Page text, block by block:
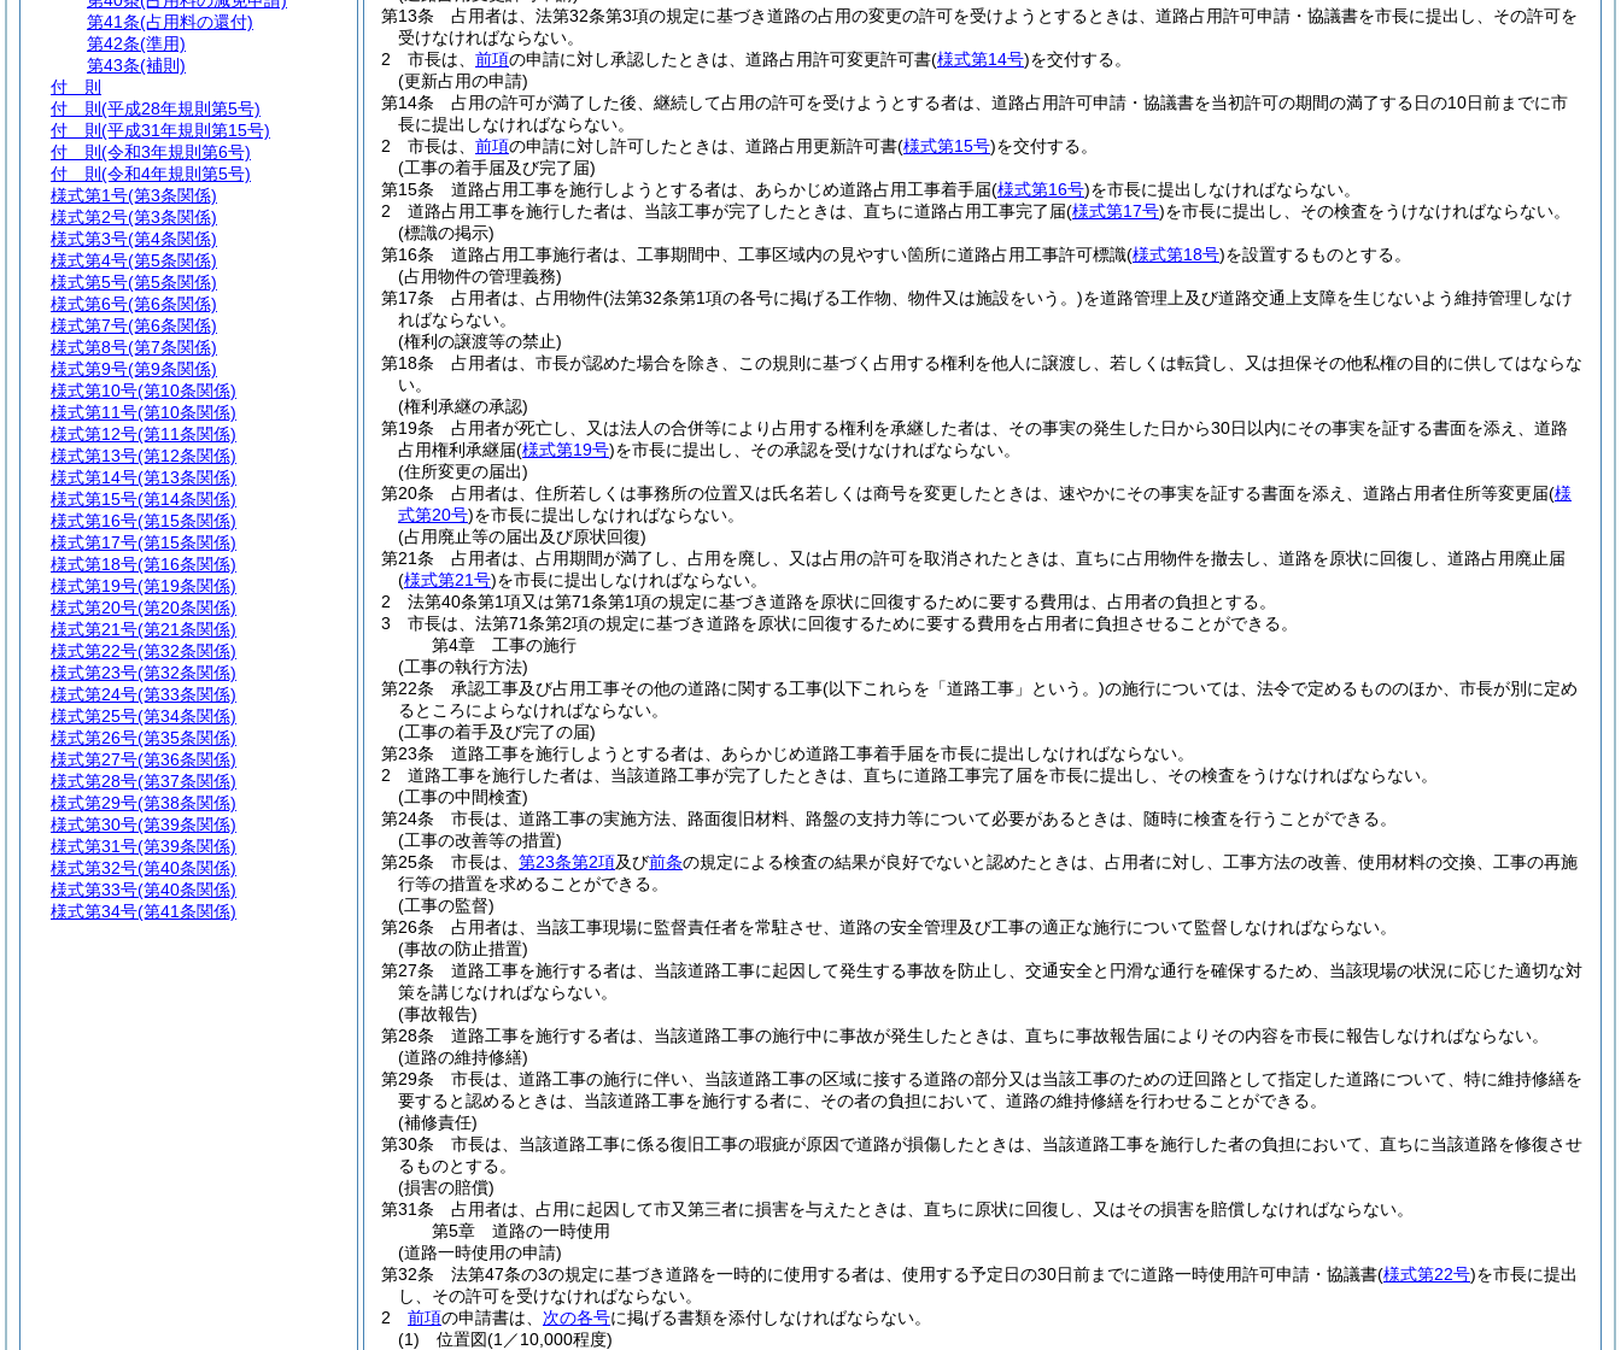
第13条
占用者は、法第32条第3項の規定に基づき道路の占用の変更の許可を受けようとするときは、道路占用許可申請・協議書を市長に提出し、その許可を
受けなければならない。
2
市長は、 前項の申請に対し承認したときは、道路占用許可変更許可書(様式第14号)を交付する。
(更新占用の申請)
第14条
占用の許可が満了した後、継続して占用の許可を受けようとする者は、道路占用許可申請・協議書を当初許可の期間の満了する日の10日前までに市
長に提出しなければならない。
2
市長は、 前項の申請に対し許可したときは、道路占用更新許可書(様式第15号)を交付する。
(工事の着手届及び完了届)
第15条
道路占用工事を施行しようとする者は、あらかじめ道路占用工事着手届(様式第16号)を市長に提出しなければならない。
2
道路占用工事を施行した者は、当該工事が完了したときは、直ちに道路占用工事完了届(様式第17号)を市長に提出し、その検査をうけなければならない。
(標識の掲示)
第16条
道路占用工事施行者は、工事期間中、工事区域内の見やすい箇所に道路占用工事許可標識(様式第18号)を設置するものとする。
(占用物件の管理義務)
第17条
占用者は、占用物件(法第32条第1項の各号に掲げる工作物、物件又は施設をいう。)を道路管理上及び道路交通上支障を生じないよう維持管理しなけ
ればならない。
(権利の譲渡等の禁止)
第18条
占用者は、市長が認めた場合を除き、この規則に基づく占用する権利を他人に譲渡し、若しくは転貸し、又は担保その他私権の目的に供してはならな
い。
(権利承継の承認)
第19条
占用者が死亡し、又は法人の合併等により占用する権利を承継した者は、その事実の発生した日から30日以内にその事実を証する書面を添え、道路
占用権利承継届(様式第19号)を市長に提出し、その承認を受けなければならない。
(住所変更の届出)
第20条
占用者は、住所若しくは事務所の位置又は氏名若しくは商号を変更したときは、速やかにその事実を証する書面を添え、道路占用者住所等変更届(様
式第20号)を市長に提出しなければならない。
(占用廃止等の届出及び原状回復)
第21条
占用者は、占用期間が満了し、占用を廃し、又は占用の許可を取消されたときは、直ちに占用物件を撤去し、道路を原状に回復し、道路占用廃止届
(様式第21号)を市長に提出しなければならない。
2
法第40条第1項又は第71条第1項の規定に基づき道路を原状に回復するために要する費用は、占用者の負担とする。
3
市長は、法第71条第2項の規定に基づき道路を原状に回復するために要する費用を占用者に負担させることができる。
第4章
工事の施行
(工事の執行方法)
第22条
承認工事及び占用工事その他の道路に関する工事(以下これらを「道路工事」という。)の施行については、法令で定めるもののほか、市長が別に定め
るところによらなければならない。
(工事の着手及び完了の届)
第23条
道路工事を施行しようとする者は、あらかじめ道路工事着手届を市長に提出しなければならない。
2
道路工事を施行した者は、当該道路工事が完了したときは、直ちに道路工事完了届を市長に提出し、その検査をうけなければならない。
(工事の中間検査)
第24条
市長は、道路工事の実施方法、路面復旧材料、路盤の支持力等について必要があるときは、随時に検査を行うことができる。
(工事の改善等の措置)
第25条
市長は、 第23条第2項及び前条の規定による検査の結果が良好でないと認めたときは、占用者に対し、工事方法の改善、使用材料の交換、工事の再施
行等の措置を求めることができる。
(工事の監督)
第26条
占用者は、当該工事現場に監督責任者を常駐させ、道路の安全管理及び工事の適正な施行について監督しなければならない。
(事故の防止措置)
第27条
道路工事を施行する者は、当該道路工事に起因して発生する事故を防止し、交通安全と円滑な通行を確保するため、当該現場の状況に応じた適切な対
策を講じなければならない。
(事故報告)
第28条
道路工事を施行する者は、当該道路工事の施行中に事故が発生したときは、直ちに事故報告届によりその内容を市長に報告しなければならない。
(道路の維持修繕)
第29条
市長は、道路工事の施行に伴い、当該道路工事の区域に接する道路の部分又は当該工事のための迂回路として指定した道路について、特に維持修繕を
要すると認めるときは、当該道路工事を施行する者に、その者の負担において、道路の維持修繕を行わせることができる。
(補修責任)
第30条
市長は、当該道路工事に係る復旧工事の瑕疵が原因で道路が損傷したときは、当該道路工事を施行した者の負担において、直ちに当該道路を修復させ
るものとする。
(損害の賠償)
第31条
占用者は、占用に起因して市又第三者に損害を与えたときは、直ちに原状に回復し、又はその損害を賠償しなければならない。
第5章
道路の一時使用
(道路一時使用の申請)
第32条
法第47条の3の規定に基づき道路を一時的に使用する者は、使用する予定日の30日前までに道路一時使用許可申請・協議書(様式第22号)を市長に提出
し、その許可を受けなければならない。
2
前項の申請書は、 次の各号に掲げる書類を添付しなければならない。
(1)
位置図(1／10,000程度)
第41条(占用料の還付)
第42条(準用)
第43条(補則)
付 則
付 則 (平成28年規則第5号)
付 則 (平成31年規則第15号)
付 則 (令和3年規則第6号)
付 則 (令和4年規則第5号)
様式第1号(第3条関係)
様式第2号(第3条関係)
様式第3号(第4条関係)
様式第4号(第5条関係)
様式第5号(第5条関係)
様式第6号(第6条関係)
様式第7号(第6条関係)
様式第8号(第7条関係)
様式第9号(第9条関係)
様式第10号(第10条関係)
様式第11号(第10条関係)
様式第12号(第11条関係)
様式第13号(第12条関係)
様式第14号(第13条関係)
様式第15号(第14条関係)
様式第16号(第15条関係)
様式第17号(第15条関係)
様式第18号(第16条関係)
様式第19号(第19条関係)
様式第20号(第20条関係)
様式第21号(第21条関係)
様式第22号(第32条関係)
様式第23号(第32条関係)
様式第24号(第33条関係)
様式第25号(第34条関係)
様式第26号(第35条関係)
様式第27号(第36条関係)
様式第28号(第37条関係)
様式第29号(第38条関係)
様式第30号(第39条関係)
様式第31号(第39条関係)
様式第32号(第40条関係)
様式第33号(第40条関係)
様式第34号(第41条関係)